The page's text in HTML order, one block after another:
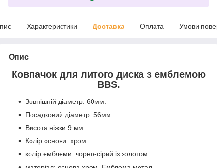
Характеристики Доставка Оплата Умови
Опис
Ковпачок для литого диска з емблемою
BBS.
Зовнішній діаметр: 60мм.
Посадковий діаметр: 56мм.
Висота ніжки 9 мм
Колір основи: хром
колір емблеми: чорно-сірий із золотом